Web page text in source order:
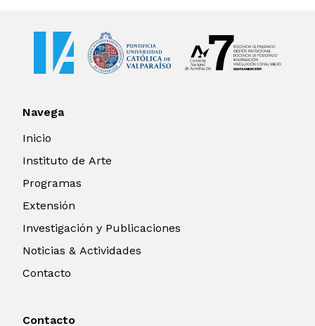
Navega
Inicio
Instituto de Arte
Programas
Extensión
Investigación y Publicaciones
Noticias & Actividades
Contacto
Contacto